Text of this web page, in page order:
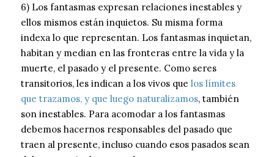
6) Los fantasmas expresan relaciones inestables y
ellos mismos están inquietos. Su misma forma
indexa lo que representan. Los fantasmas inquietan,
habitan y median en las fronteras entre la vida y la
muerte, el pasado y el presente. Como seres
transitorios, les indican a los vivos que los límites
que trazamos, y que luego naturalizamos, también
son inestables. Para acomodar a los fantasmas
debemos hacernos responsables del pasado que
traen al presente, incluso cuando esos pasados ​​sean